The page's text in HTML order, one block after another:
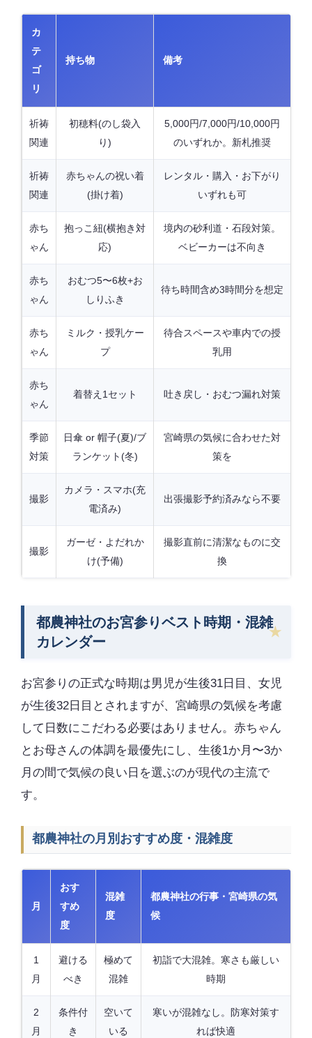
カ
テ
ゴ
リ
持ち物 備考
祈祷
関連
初穂料(のし袋入
り)
5,000円/7,000円/10,000円
のいずれか。新札推奨
祈祷
関連
赤ちゃんの祝い着
(掛け着)
レンタル・購入・お下がり
いずれも可
赤ち
ゃん
抱っこ紐(横抱き対
応)
境内の砂利道・石段対策。
ベビーカーは不向き
赤ち
ゃん
おむつ5〜6枚+お
しりふき
待ち時間含め3時間分を想定
赤ち
ゃん
ミルク・授乳ケー
プ
待合スペースや車内での授
乳用
赤ち
ゃん
着替え1セット 吐き戻し・おむつ漏れ対策
季節
対策
日傘 or 帽子(夏)/ブ
ランケット(冬)
宮崎県の気候に合わせた対
策を
撮影
カメラ・スマホ(充
電済み)
出張撮影予約済みなら不要
撮影
ガーゼ・よだれか
け(予備)
撮影直前に清潔なものに交
換
都農神社のお宮参りベスト時期・混雑
カレンダー
お宮参りの正式な時期は男児が生後31日目、女児
が生後32日目とされますが、宮崎県の気候を考慮
して日数にこだわる必要はありません。赤ちゃん
とお母さんの体調を最優先にし、生後1か月〜3か
月の間で気候の良い日を選ぶのが現代の主流で
す。
都農神社の月別おすすめ度・混雑度
月
おす
すめ
度
混雑
度
都農神社の行事・宮崎県の気
候
1
月
避ける
べき
極めて
混雑
初詣で大混雑。寒さも厳しい
時期
2
月
条件付
き
空いて
いる
寒いが混雑なし。防寒対策す
れば快適